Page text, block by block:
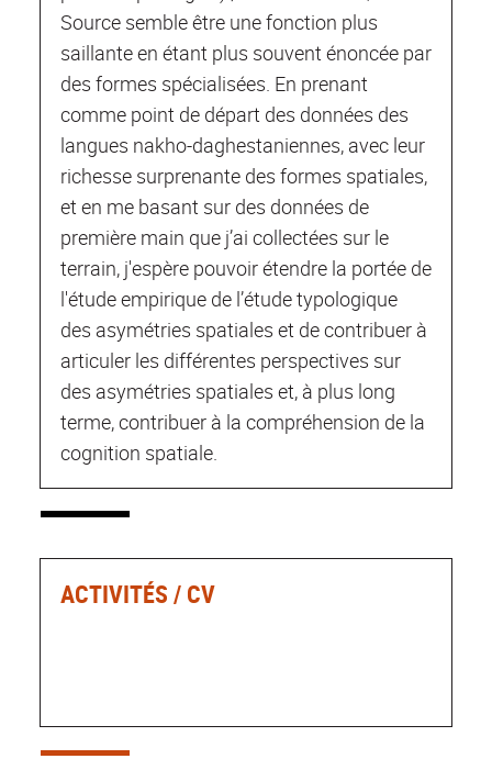
Source semble être une fonction plus
saillante en étant plus souvent énoncée par
des formes spécialisées. En prenant
comme point de départ des données des
langues nakho-daghestaniennes, avec leur
richesse surprenante des formes spatiales,
et en me basant sur des données de
première main que j’ai collectées sur le
terrain, j'espère pouvoir étendre la portée de
l'étude empirique de l’étude typologique
des asymétries spatiales et de contribuer à
articuler les différentes perspectives sur
des asymétries spatiales et, à plus long
terme, contribuer à la compréhension de la
cognition spatiale.
ACTIVITÉS / CV